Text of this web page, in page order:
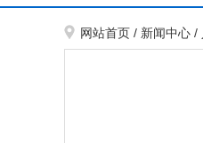
网站首页 / 新闻中心 /